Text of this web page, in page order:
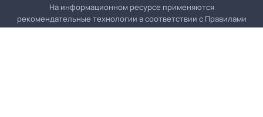
На информационном ресурсе применяются
рекомендательные технологии в соответствии с Правилами